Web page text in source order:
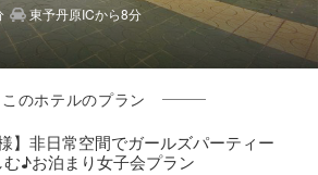
東予丹原ICから8分
このホテルのプラン
様】非日常空間でガールズパーティー
む♪お泊まり女子会プラン